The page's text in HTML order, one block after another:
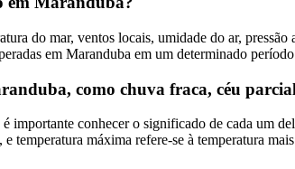
do mar, ventos locais, umidade do ar,
em Maranduba em um determinado
como chuva fraca, céu
importante conhecer o significado de cada um
máxima refere-se à temperatura